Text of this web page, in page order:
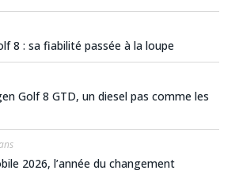
8 : sa fiabilité passée à la loupe
Golf 8 GTD, un diesel pas comme les
2026, l’année du changement